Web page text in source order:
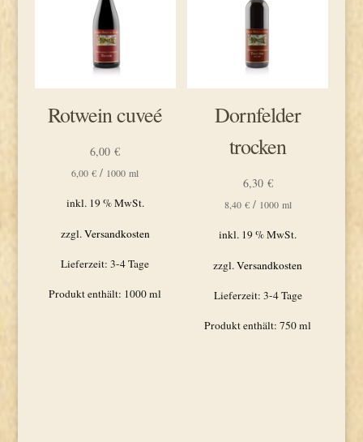
Rotwein cuveé
6,00€
6,00€ / 1000 ml
inkl. 19 % MwSt.
zzgl. Versandkosten
Lieferzeit:3-4 Tage
Produkt enthält: 1000ml
Dornfelder
trocken
6,30 €
8,40 €/ 1000 ml
inkl. 19 % MwSt.
zzgl.Versandkosten
Lieferzeit: 3-4 Tage
Produkt enthält: 750ml